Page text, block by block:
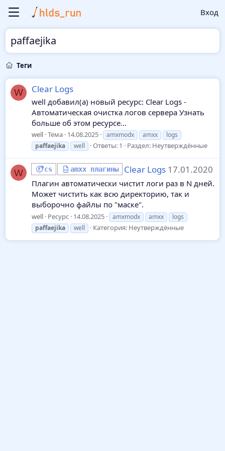
Вход
paffaejika
Теги
W Clear Logs
well добавил(а) новый ресурс: Clear Logs -
Автоматическая очистка логов сервера Узнать
больше об этом ресурсе...
well Тема 14.08.2025 amxmodx amxx
logs
paffaejika
well Ответы: 1 Раздел: Неутверждённые
W cs amxx плагины Clear Logs 17.01.2020
Плагин автоматически чистит логи раз в N дней.
Может чистить как всю директорию, так и
выборочно файлы по "маске".
well Ресурс 14.08.2025 amxmodx amxx
logs
paffaejika
well Категория: Неутверждённые